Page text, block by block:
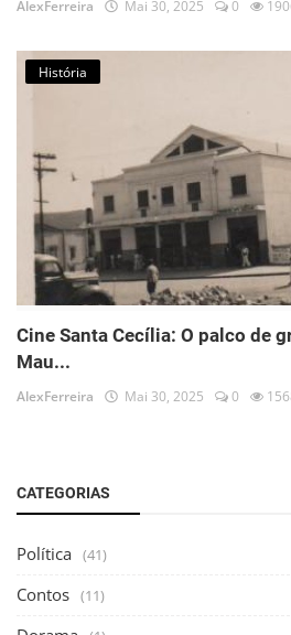
AlexFerreira Mai 30, 2025 0
História
Cine Santa Cecília: O palco de
Mau...
AlexFerreira Mai 30, 2025 0
CATEGORIAS
Política (41)
Contos (11)